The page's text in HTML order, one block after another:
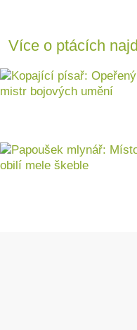
Více o ptácích